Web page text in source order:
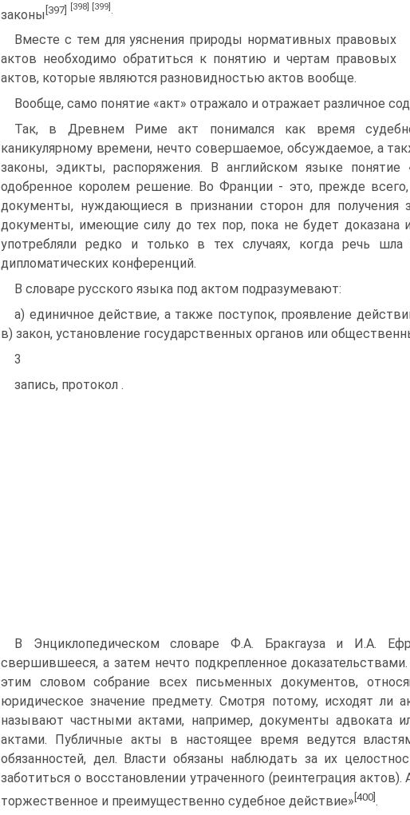
законы [397] [398] [399] .
Вместе с тем для уяснения природы нормативных правовых
актов необходимо обратиться к понятию и чертам правовых
актов, которые являются разновидностью актов вообще.
Вообще, само понятие «акт» отражало и отражает различное
Так, в Древнем Риме акт понимался как время
каникулярному времени, нечто совершаемое, обсуждаемое, а
законы, эдикты, распоряжения. В английском языке понятие
одобренное королем решение. Во Франции - это, прежде
документы, нуждающиеся в признании сторон для получения
документы, имеющие силу до тех пор, пока не будет доказана
употребляли редко и только в тех случаях, когда речь шла
дипломатических конференций.
В словаре русского языка под актом подразумевают:
а) единичное действие, а также поступок, проявление
в) закон, установление государственных органов или
3
запись, протокол .
В Энциклопедическом словаре Ф.А. Бракгауза и И.А.
свершившееся, а затем нечто подкрепленное
этим словом собрание всех письменных документов,
юридическое значение предмету. Смотря потому, исходят ли
называют частными актами, например, документы адвоката
актами. Публичные акты в настоящее время ведутся
обязанностей, дел. Власти обязаны наблюдать за их
заботиться о восстановлении утраченного (реинтеграция
торжественное и преимущественно судебное действие» [400] .